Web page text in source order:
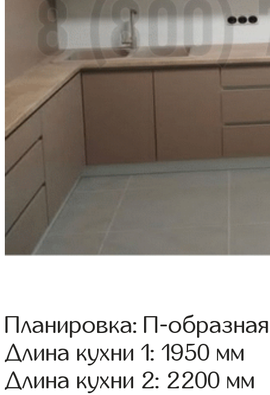
Планировка: П-образная
Длина кухни 1: 1950 мм
Длина кухни 2: 2200 мм